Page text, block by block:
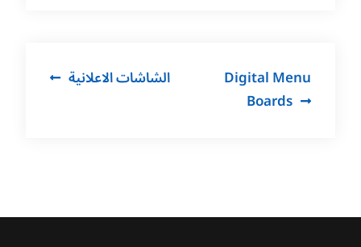
Post
الشاشات الاعلانية
Digital Menu
Boards